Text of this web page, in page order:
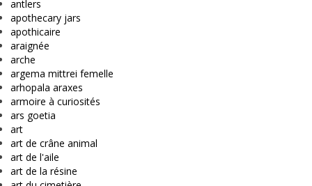
antlers
apothecary jars
apothicaire
araignée
arche
argema mittrei femelle
arhopala araxes
armoire à curiosités
ars goetia
art
art de crâne animal
art de l'aile
art de la résine